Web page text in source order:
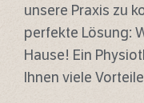
unsere Praxis zu
perfekte Lösung:
Hause! Ein
Ihnen viele